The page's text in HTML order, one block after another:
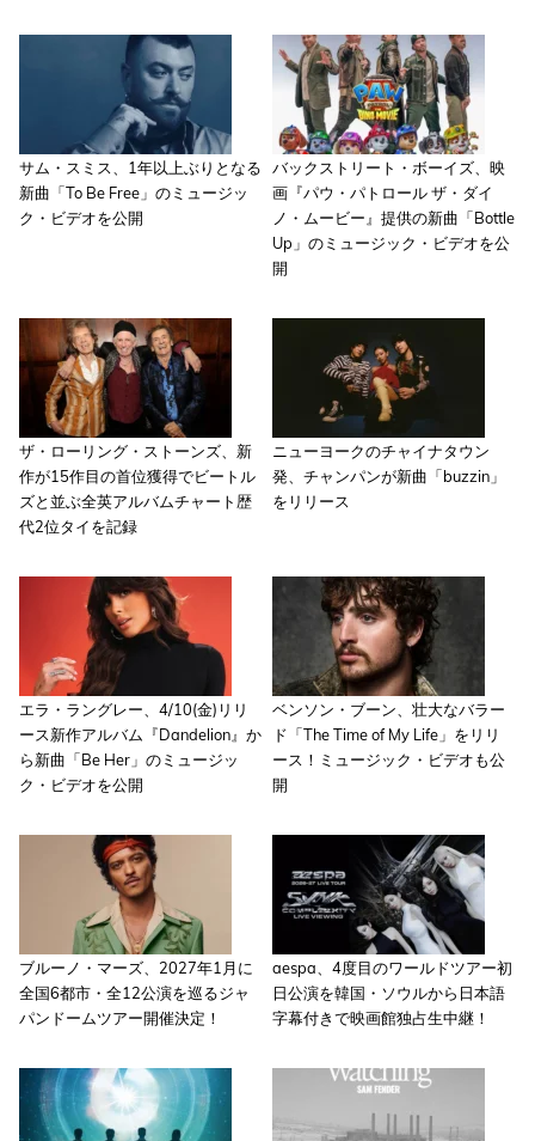
サム・スミス、1年以上ぶりとなる
新曲「To Be Free」のミュージッ
ク・ビデオを公開
バックストリート・ボーイズ、映
画『パウ・パトロール ザ・ダイ
ノ・ムービー』提供の新曲「Bottle
Up」のミュージック・ビデオを公
開
ザ・ローリング・ストーンズ、新
作が15作目の首位獲得でビートル
ズと並ぶ全英アルバムチャート歴
代2位タイを記録
ニューヨークのチャイナタウン
発、チャンパンが新曲「buzzin」
をリリース
エラ・ラングレー、4/10(金)リリ
ース新作アルバム『Dandelion』か
ら新曲「Be Her」のミュージッ
ク・ビデオを公開
ベンソン・ブーン、壮大なバラー
ド「The Time of My Life」をリリ
ース！ミュージック・ビデオも公
開
ブルーノ・マーズ、2027年1月に
全国6都市・全12公演を巡るジャ
パンドームツアー開催決定！
aespa、4度目のワールドツアー初
日公演を韓国・ソウルから日本語
字幕付きで映画館独占生中継！